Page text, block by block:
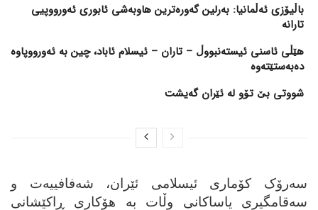
باڵیۆزی ئەڵمانیا: بەرلین گەورەترین هاوبەشی ئابوری ئەورووپیی
تارانە
هێڵی ئاسنی ئیستەنبووڵ – تاران – ئیسلام ئاباد، چین بە ئەورووپاوە
دەبەستێتەوە
شووتی بێ تۆو لە ئێران گەیشت
سه‌رۆک کۆماری ئیسلامی ئێران، شه‌فافییه‌ت و
سه‌قامگیری یاساکانی وڵات به‌ هۆکاری ڕاکێشانی